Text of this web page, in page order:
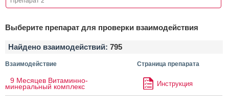
Выберите препарат для проверки взаимодействия
Найдено взаимодействий: 795
Взаимодействие Страница препарата
9 Месяцев Витаминно-
минеральный комплекс Инструкция